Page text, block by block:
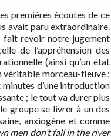
premières écoutes de ce
avait paru extraordinaire.
revoir notre jugement
de l’appréhension des
(ainsi qu’un état
véritable morceau-fleuve ;
d’une introduction
; le tout va durer plus
groupe se livrer à un des
anxiogène et comme
men don’t fall in the river